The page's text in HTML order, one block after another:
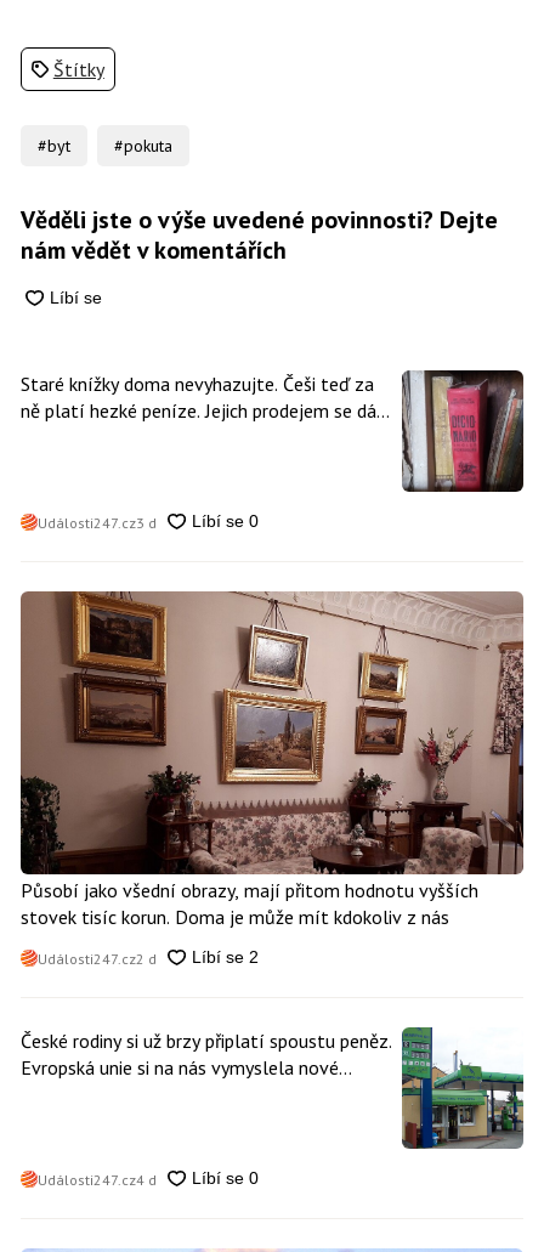
Štítky
#byt #pokuta
Věděli jste o výše uvedené povinnosti? Dejte
nám vědět v komentářích
Staré knížky doma nevyhazujte. Češi teď za
ně platí hezké peníze. Jejich prodejem se dá
Události247.cz3 d
Působí jako všední obrazy, mají přitom hodnotu vyšších
stovek tisíc korun. Doma je může mít kdokoliv z nás
Události247.cz2 d
České rodiny si už brzy připlatí spoustu peněz.
Evropská unie si na nás vymyslela nové
Události247.cz4 d